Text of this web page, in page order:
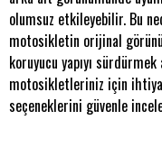
olumsuz etkileyebilir. Bu
motosikletin orijinal
koruyucu yapıyı
motosikletleriniz için
seçeneklerini güvenle